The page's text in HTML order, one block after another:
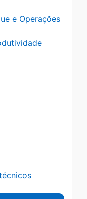
e Operações